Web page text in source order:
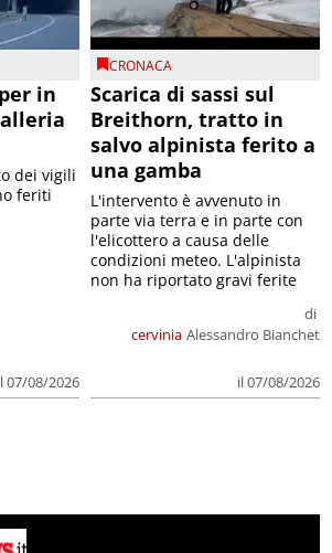
in
07/08/2026
dei vigili
feriti
CRONACA
Scarica di sassi sul
Breithorn, tratto in
salvo alpinista ferito a
una gamba
cervinia
di
Alessandro Bianchet
il 07/08/2026
L'intervento è avvenuto in
parte via terra e in parte con
l'elicottero a causa delle
condizioni meteo. L'alpinista
non ha riportato gravi ferite